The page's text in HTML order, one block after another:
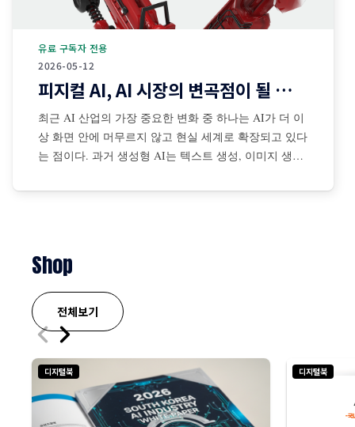
2026-05-12
유료 구독자 전용
피지컬 AI, AI 시장의 변곡점이 될 것인가?
최근 AI 산업의 가장 중요한 변화 중 하나는 AI가 더 이
상 화면 안에 머무르지 않고 현실 세계로 확장되고 있다
는 점이다. 과거 생성형 AI는 텍스트 생성, 이미지 생성,
왔다. 그러나 최근에는 센서·카메라·로봇·자율주행 시스
Shop
전체보기
디지털북 디지털북